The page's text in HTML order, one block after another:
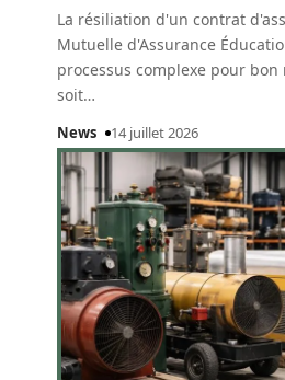
La résiliation d'un contrat
Mutuelle d'Assurance
processus complexe pour
soit…
News 14 juillet 2026